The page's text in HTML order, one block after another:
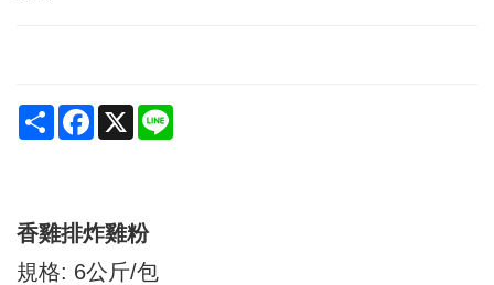
Share Facebook
X
香雞排炸雞粉
規格: 6公斤/包